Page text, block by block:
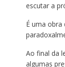
escutar a
É uma
Ao final da
algumas